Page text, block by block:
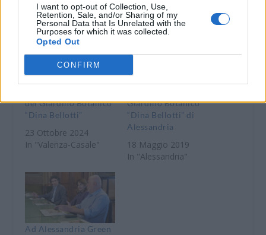
I want to opt-out of Collection, Use,
Retention, Sale, and/or Sharing of my
Personal Data that Is Unrelated with the
Purposes for which it was collected.
Opted Out
CONFIRM
Apertura
del Giardino Botanico
“Dina Bellotti”
23 Ottobre 2024
In "Valenza-Casale"
Giardino Botanico
“Dina Bellotti” di
Alessandria
18 Maggio 2019
In "Alessandria"
Ad Alessandria Green